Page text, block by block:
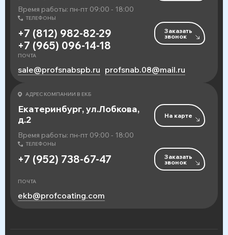
Время работы: пн-пт 09:00 - 18:00
ТЕЛЕФОНЫ
+7 (812) 982-82-29
+7 (965) 096-14-18
Заказать
звонок
ПОЧТА
sale@profsnabspb.ru profsnab.08@mail.ru
АДРЕС КОМПАНИИ В ЕКБ
Екатеринбург, ул.Лобкова,
д.2
Время работы: пн-пт 09:00 - 18:00
На карте
ТЕЛЕФОНЫ
+7 (952) 738-67-47 Заказать
звонок
ПОЧТА
ekb@profcoating.com